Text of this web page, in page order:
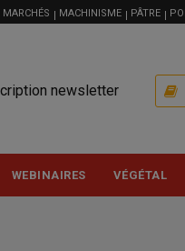
MARCHÉS MACHINISME PÂTRE
newsletter
WEBINAIRES VÉGÉTAL